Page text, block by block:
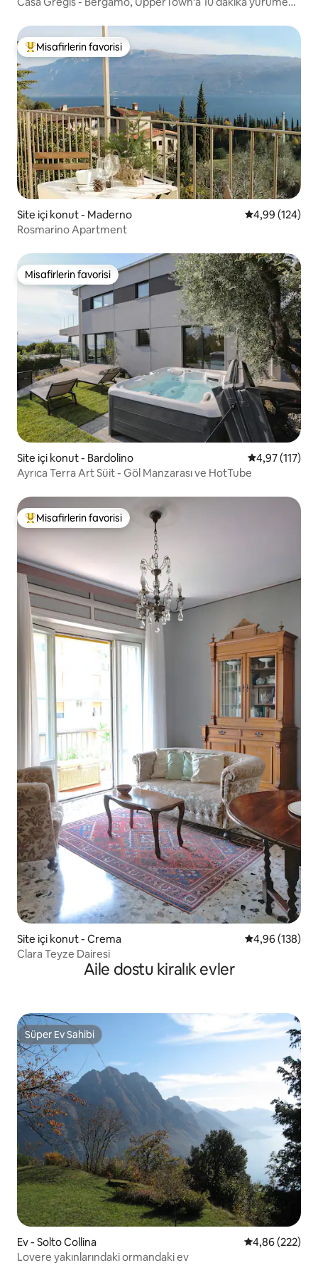
Misafirlerin favorilerinden en beğenilenler arasında
Misafirlerin favorisi
Site içi konut - Maderno 5 üzerinden
4,99 (124)
Rosmarino Apartment
Misafirlerin favorisi
Misafirlerin favorisi
Site içi konut - Bardolino 5 üzerinden
4,97 (117)
Ayrıca Terra Art Süit - Göl Manzarası ve HotTube
Misafirlerin favorilerinden en beğenilenler arasında
Misafirlerin favorisi
Site içi konut - Crema 5 üzerinden
4,96 (138)
Clara Teyze Dairesi
Aile dostu kiralık evler
Süper Ev Sahibi
Süper Ev Sahibi
Ev - Solto Collina 5 üzerinden
4,86 (222)
Lovere yakınlarındaki ormandaki ev